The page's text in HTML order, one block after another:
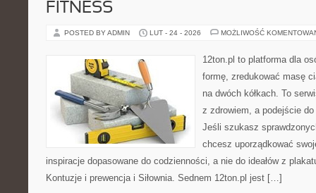
FITNESS
POSTED BY ADMIN LUT - 24 - 2026 MOŻLIWOŚĆ
12ton.pl to platforma dla
formę, zredukować masę
na dwóch kółkach. To
z zdrowiem, a podejście
Jeśli szukasz
chcesz uporządkować
inspiracje dopasowane do codzienności, a nie do ideałów z
Kontuzje i prewencja i Siłownia. Sednem 12ton.pl jest […]